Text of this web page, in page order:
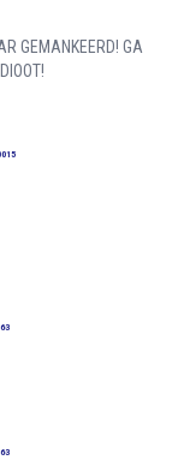
GEMANKEERD! GA